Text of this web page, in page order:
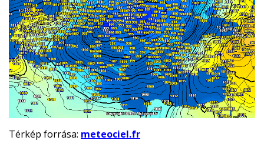
Térkép forrása: meteociel.fr